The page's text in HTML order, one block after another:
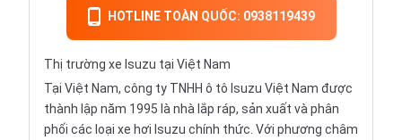
HOTLINE TOÀN QUỐC: 0938119439
Thị trường xe Isuzu tại Việt Nam
Tại Việt Nam, công ty TNHH ô tô Isuzu Việt Nam được
thành lập năm 1995 là nhà lắp ráp, sản xuất và phân
phối các loại xe hơi Isuzu chính thức. Với phương châm